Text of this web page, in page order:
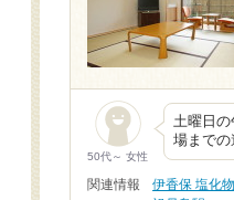
50代～ 女性
土曜日
場まで
関連情報 伊香保 塩化